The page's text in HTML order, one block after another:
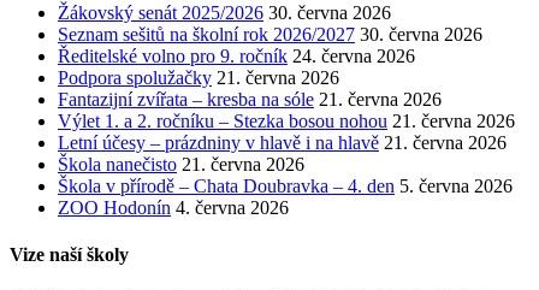
Žákovský senát 2025/2026 30. června 2026
Seznam sešitů na školní rok 2026/2027 30. června 2026
Ředitelské volno pro 9. ročník 24. června 2026
Podpora spolužačky 21. června 2026
Fantazijní zvířata – kresba na sóle 21. června 2026
Výlet 1. a 2. ročníku – Stezka bosou nohou 21. června 2026
Letní účesy – prázdniny v hlavě i na hlavě 21. června 2026
Škola nanečisto 21. června 2026
Škola v přírodě – Chata Doubravka – 4. den 5. června 2026
ZOO Hodonín 4. června 2026
Vize naší školy